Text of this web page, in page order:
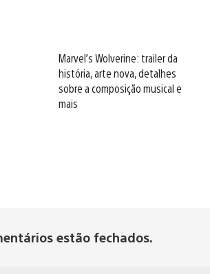
Marvel’s Wolverine: trailer da
história, arte nova, detalhes
sobre a composição musical e
mais
estão fechados.